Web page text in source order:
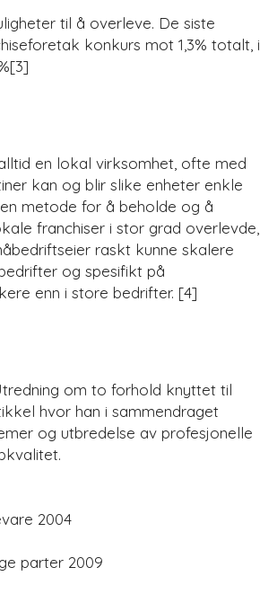
til å overleve. De siste
konkurs mot 1,3% totalt, i
en lokal virksomhet, ofte med
kan og blir slike enheter enkle
metode for å beholde og å
franchiser i stor grad overlevde,
raskt kunne skalere
og spesifikt på
enn i store bedrifter. [4]
om to forhold knyttet til
hvor han i sammendraget
og utbredelse av profesjonelle
2004
parter 2009